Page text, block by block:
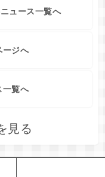
ュース一覧へ
ージへ
一覧へ
見る